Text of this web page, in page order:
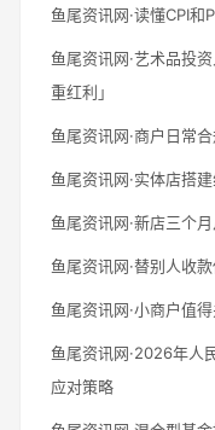
鱼尾资讯网·读懂CPI
鱼尾资讯网·艺术品投
重红利」
鱼尾资讯网·商户日常
鱼尾资讯网·实体店搭
鱼尾资讯网·新店三个
鱼尾资讯网·替别人收
鱼尾资讯网·小商户值
鱼尾资讯网·2026年人
应对策略